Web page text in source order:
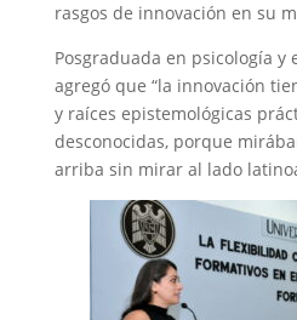
rasgos de innovación en su
Posgraduada en psicología y
agregó que “la innovación
y raíces epistemológicas
desconocidas, porque
arriba sin mirar al lado